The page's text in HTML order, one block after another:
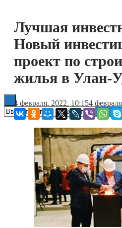
Технологии
Книги
Лучшая
Новый
проект по
жилья в Улан-
4 февраля, 2022, 10:154